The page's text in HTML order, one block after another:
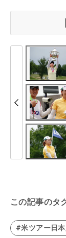
この記事のタ
#米ツアー日本